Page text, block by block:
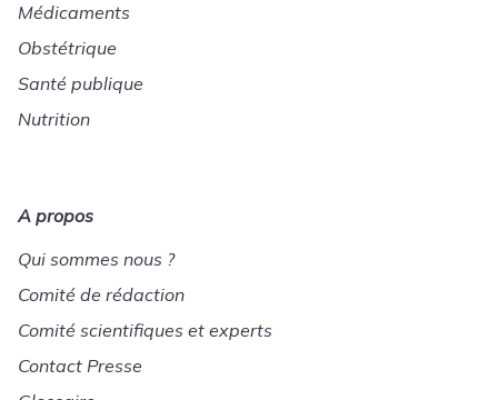
Médicaments
Obstétrique
Santé publique
Nutrition
A propos
Qui sommes nous ?
Comité de rédaction
Comité scientifiques et experts
Contact Presse